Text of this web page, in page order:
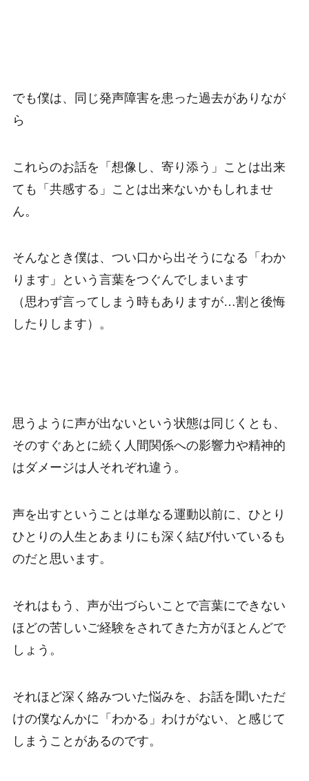
でも僕は、同じ発声障害を患った過去がありなが
ら
これらのお話を「想像し、寄り添う」ことは出来
ても「共感する」ことは出来ないかもしれませ
ん。
そんなとき僕は、つい口から出そうになる「わか
ります」という言葉をつぐんでしまいます
（思わず言ってしまう時もありますが…割と後悔
したりします）。
思うように声が出ないという状態は同じくとも、
そのすぐあとに続く人間関係への影響力や精神的
はダメージは人それぞれ違う。
声を出すということは単なる運動以前に、ひとり
ひとりの人生とあまりにも深く結び付いているも
のだと思います。
それはもう、声が出づらいことで言葉にできない
ほどの苦しいご経験をされてきた方がほとんどで
しょう。
それほど深く絡みついた悩みを、お話を聞いただ
けの僕なんかに「わかる」わけがない、と感じて
しまうことがあるのです。